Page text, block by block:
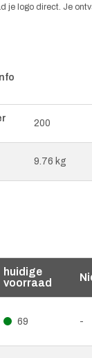
je logo direct. Je
200
9.76 kg
huidige
voorraad
69 -